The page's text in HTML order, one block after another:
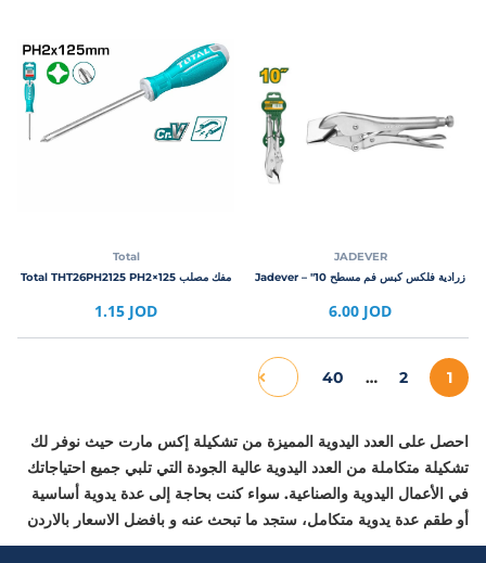
JADEVER
زرادية فلكس كبس فم مسطح 10″ – Jadever
6.00 JOD
Total
مفك مصلب Total THT26PH2125 PH2×125
1.15 JOD
1
2
…
40
احصل على العدد اليدوية المميزة من تشكيلة إكس مارت حيث نوفر لك
تشكيلة متكاملة من العدد اليدوية عالية الجودة التي تلبي جميع احتياجاتك
في الأعمال اليدوية والصناعية. سواء كنت بحاجة إلى عدة يدوية أساسية
أو طقم عدة يدوية متكامل، ستجد ما تبحث عنه و بافضل الاسعار بالاردن